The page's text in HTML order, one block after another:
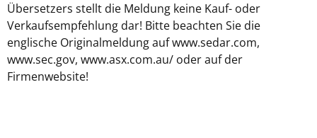
Übersetzers stellt die Meldung keine Kauf- oder
Verkaufsempfehlung dar! Bitte beachten Sie die
englische Originalmeldung auf www.sedar.com,
www.sec.gov, www.asx.com.au/ oder auf der
Firmenwebsite!